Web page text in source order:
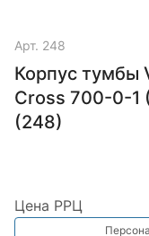
Арт. 248
Корпус тумбы
Cross 700-0-1
(248)
Цена РРЦ